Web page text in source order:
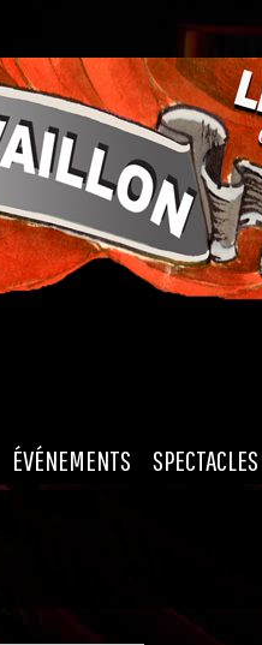
ÉVÉNEMENTS SPECTACLES